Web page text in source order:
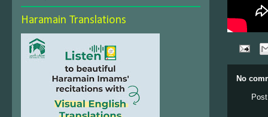
No
Haramain Translations